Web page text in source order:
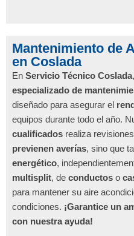
Mantenimiento de
en Coslada
En Servicio Técnico Coslada
especializado de
diseñado para asegurar el
equipos durante todo el año.
cualificados realiza
previenen averías, sino que
energético,
multisplit, de conductos o
para mantener su aire
condiciones. ¡Garantice un
con nuestra ayuda!